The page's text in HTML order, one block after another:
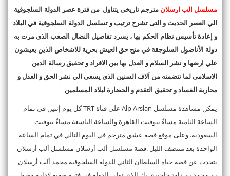
مسلسل الب ارسلان مترجم تاريخى يتناول من فترة عصر الدولة السلجوقية
الي العصر الحديث و التى تشرح ترتيب و تسلسل الدولة السلجوقية في البلاد
و إعادة تأسيس نظام الحكم بها ، يسرد تفاصيل النضال الصعب الذى مرت به
دولة الأناضول السلوجقة في منح حق العيش بحرية للاشخاص الذين يعيشون
علي ارضها و نشر السلام و العدل بها بين الافراد و تحقيق رسالة الدين
الاسلامى لما تتضمنه من آلاف السنين الذى يسعى الي نشر الحق و العدل و
محاربة الفساد و تحقيق التقدم و الحضارة لبلاد المسلمين
يمكن مشاهدة مسلسل Alp Arslan على قناة TRT كل يوم إثنين في تمام
الساعة الثامنة مساءً بتوقيت القاهرة والساعة التاسعة مساءً بتوقيت
السعودية. وعلى موقع قصة عشق مترجم في اليوم التالي في تمام الساعة
الواحدة بعد منتصف الليل .قصة مسلسل ألب أرسلان مسلسل ألب أرسلان
يتحدث عن قصة حياة السلطان الثاني للدولة السلجوقية محمد ألب أرسلان